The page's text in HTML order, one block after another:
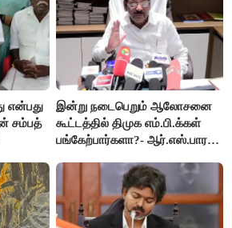
என்பது
சம்பத்
இன்று நடைபெறும் ஆலோசனை
கூட்டத்தில் திமுக எம்.பி.க்கள்
பங்கேற்பார்களா?- ஆர்.எஸ்.பாரதி